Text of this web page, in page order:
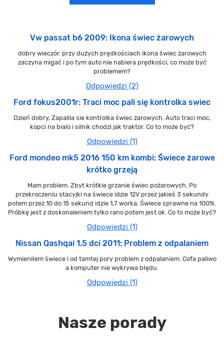
Vw passat b6 2009: Ikona świec żarowych
dobry wieczór. przy dużych prędkościach ikona świec żarowych
zaczyna migać i po tym auto nie nabiera prędkości, co może być
problemem?
Odpowiedzi (2)
Ford fokus2001r: Traci moc pali się kontrolka swiec
Dzień dobry, Zapalila sie kontrolka świec żarowych. Auto traci moc,
kopci na bialo i silnik chodzi jak traktor. Co to może być?
Odpowiedzi (1)
Ford mondeo mk5 2016 150 km kombi: Świece żarowe
krótko grzeją
Mam problem. Zbyt krótkie grzanie świec pożarowych. Po
przekroczeniu stacyjki na świece idzie 12V przez jakieś 3 sekundy
potem przez 10 do 15 sekund idzie 1,7 worka. Świece sprawne na 100%.
Próbkę jest z doskonaleniem tylko rano potem jest ok. Co to może być?
Odpowiedzi (1)
Nissan Qashqai 1.5 dci 2011: Problem z odpalaniem
Wymieniłem świece i od tamtej pory problem z odpalaniem. Cofa paliwo
a komputer nie wykrywa błędu.
Odpowiedzi (1)
Nasze porady